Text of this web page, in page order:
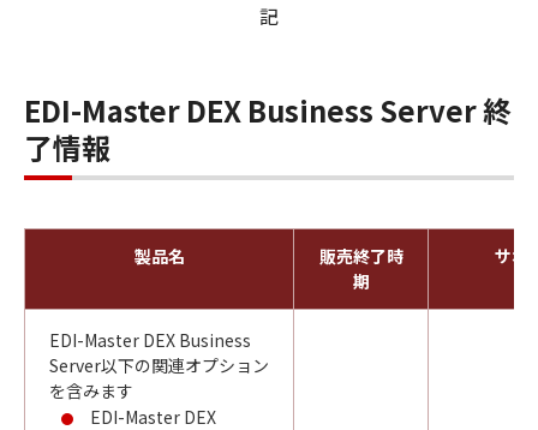
記
EDI-Master DEX Business Server 終
了情報
製品名
販売終了時
期
サポ
EDI-Master DEX Business
Server以下の関連オプション
を含みます
EDI-Master DEX